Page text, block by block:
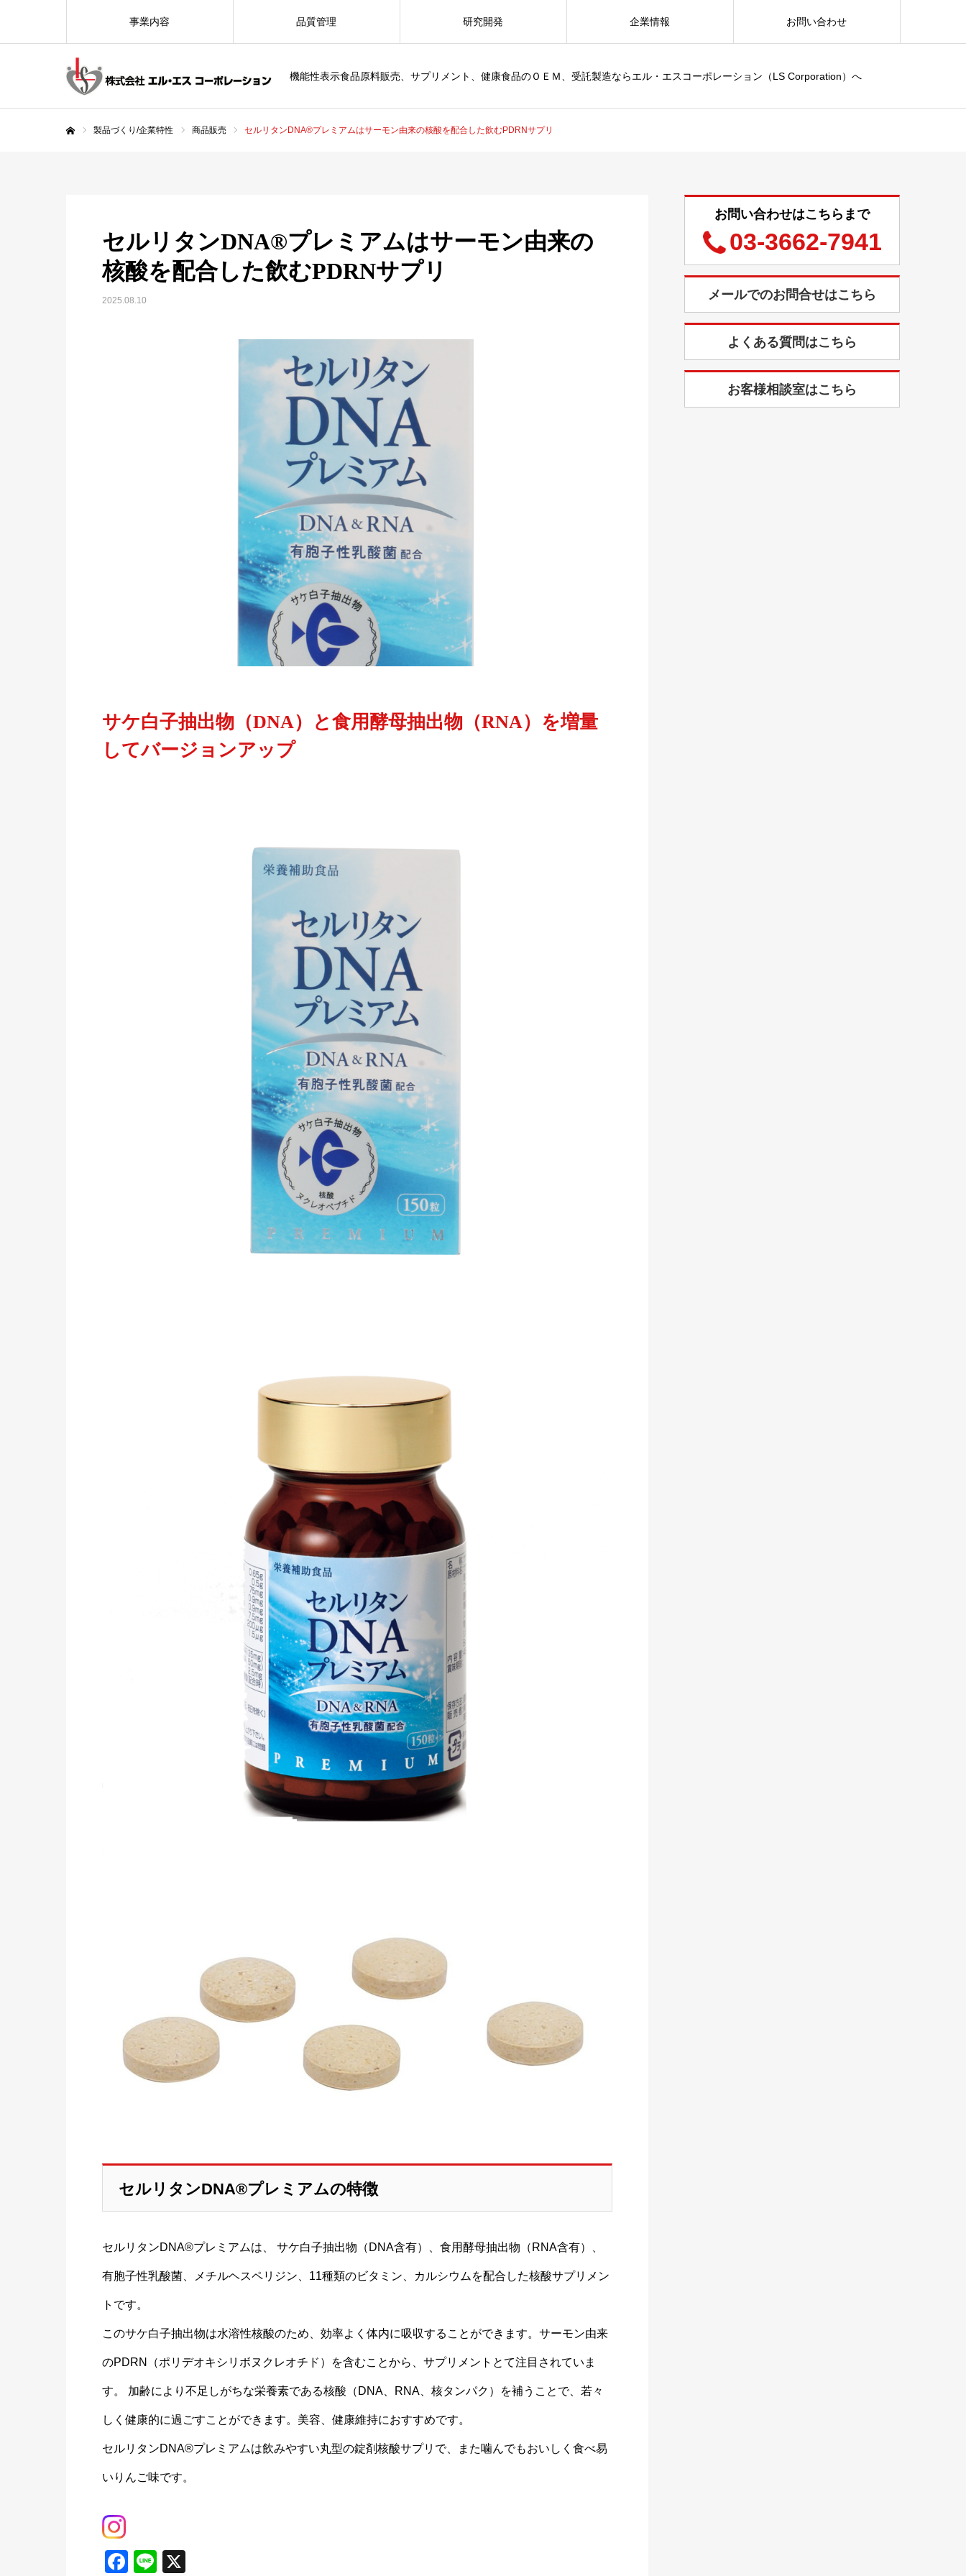
機能性表示食品原料販売、サプリメント、健康食品のＯＥＭ、受託製造ならエル・エスコーポレーション（LS Corporation）へ
事業内容 品質管理 研究開発 企業情報 お問い合わせ
製品づくり/企業特性 商品販売 セルリタンDNA®プレミアムはサーモン由来の核酸を配合した飲むPDRNサプリ
セルリタンDNA®プレミアムはサーモン由来の
核酸を配合した飲むPDRNサプリ
2025.08.10
サケ白子抽出物（DNA）と食用酵母抽出物（RNA）を増量
してバージョンアップ
セルリタンDNA®プレミアムの特徴
セルリタンDNA®プレミアムは、 サケ白子抽出物（DNA含有）、食用酵母抽出物（RNA含有）、
有胞子性乳酸菌、メチルヘスペリジン、11種類のビタミン、カルシウムを配合した核酸サプリメン
トです。
このサケ白子抽出物は水溶性核酸のため、効率よく体内に吸収することができます。サーモン由来
のPDRN（ポリデオキシリボヌクレオチド）を含むことから、サプリメントとて注目されていま
す。 加齢により不足しがちな栄養素である核酸（DNA、RNA、核タンパク）を補うことで、若々
しく健康的に過ごすことができます。美容、健康維持におすすめです。
セルリタンDNA®プレミアムは飲みやすい丸型の錠剤核酸サプリで、また噛んでもおいしく食べ易
いりんご味です。
Facebook
Line
お問い合わせはこちらまで
03-3662-7941
メールでのお問合せはこちら
よくある質問はこちら
お客様相談室はこちら